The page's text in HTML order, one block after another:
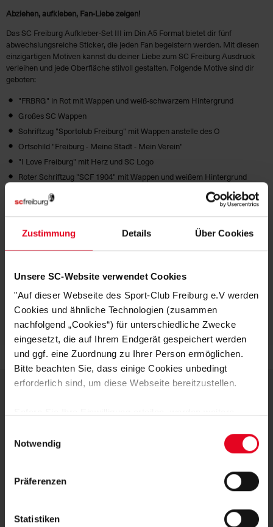
Zustimmung Details Über Cookies
Unsere SC-Website verwendet Cookies
"Auf dieser Webseite des Sport-Club Freiburg e.V werden
Cookies und ähnliche Technologien (zusammen
nachfolgend „Cookies“) für unterschiedliche Zwecke
eingesetzt, die auf Ihrem Endgerät gespeichert werden
und ggf. eine Zuordnung zu Ihrer Person ermöglichen.
Bitte beachten Sie, dass einige Cookies unbedingt
erforderlich sind, um diese Webseite bereitzustellen.
Daten von Ihnen (z.B. persönlichen Identifikatoren oder
IP-Adressen) verarbeitet werden. Durch Klicken auf den
Speicherung aller aufgeführten Cookies und der
Daten für die unten jeweils angegebene Zwecke gem. §
Notwendig
Präferenzen
Statistiken
Abziehen, aufkleben, Fan-Liebe zeigen!
Das SC Freiburg Aufkleber-Set III im Din A5 Format bietet dir fünf
abwechslungsreiche Sticker, die jeden Fan begeistern werden. Mit diesen
einzigartigen Motiven kannst du deiner Liebe zum SC Freiburg Ausdruck
verleihen und jede Oberfläche stilvoll gestalten. Folgende Motive sind dir
geboten:
"FRBRG" in Rot mit Wappen und weiß-schwarzem Hintergrund
Großes SC Wappen
Schriftzug "Sportclub Freiburg" mit Wappen anstelle des O
Ortschild "Freiburg - Meine Stadt - Mein Verein"
"I Love Freiburg" mit Herz und SC Logo
Roter Schriftzug "SCF 1904" mit Wappen und weißem Hintergrund
HERSTELLERANGABEN
KUNDENBEWERTUNGEN (18)
Artikelnummer: 20-100155
Logistiknummer: EM000293-001
DEINE VORTEILE IN UNSEREM